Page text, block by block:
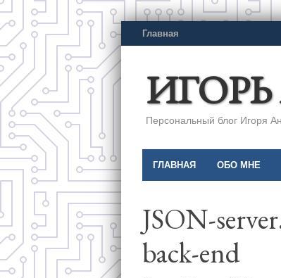
Главная
Персональный блог Игоря
ГЛАВНАЯ ОБО МНЕ
JSON-
back-end